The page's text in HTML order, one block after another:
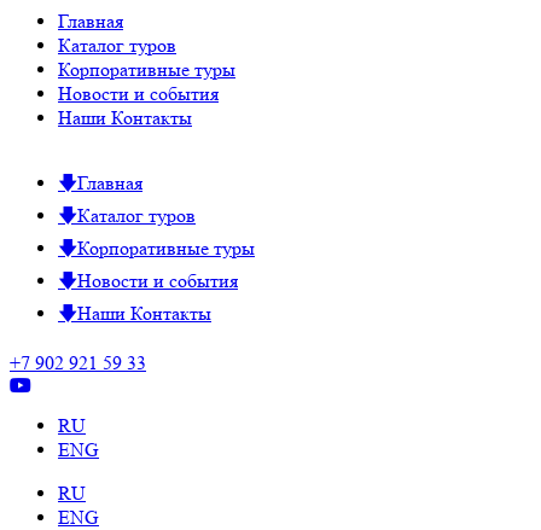
Главная
Каталог туров
Корпоративные туры
Новости и события
Наши Контакты
Главная
Каталог туров
Корпоративные туры
Новости и события
Наши Контакты
+7 902 921 59 33
RU
ENG
RU
ENG